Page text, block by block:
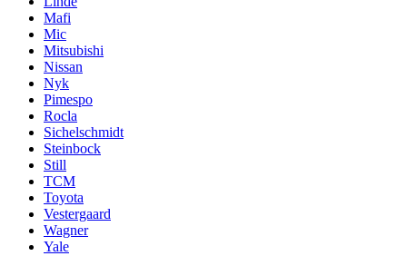
Mafi
Mic
Mitsubishi
Nissan
Nyk
Pimespo
Rocla
Sichelschmidt
Steinbock
Still
TCM
Toyota
Vestergaard
Wagner
Yale